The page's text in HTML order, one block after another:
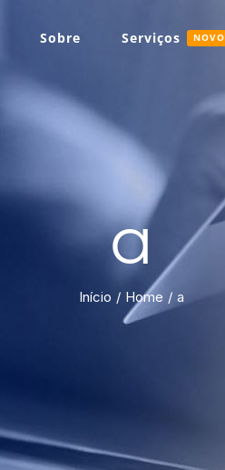
Sobre Serviços NOVO
a
Início Home a